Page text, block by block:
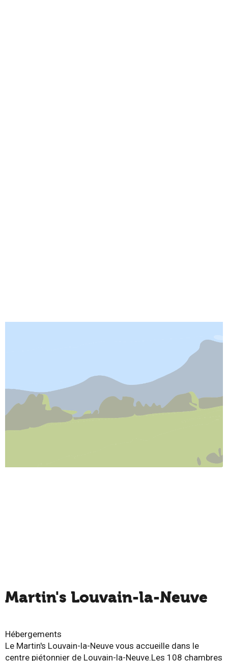
Martin's Louvain-la-Neuve
Hébergements
Le Martin's Louvain-la-Neuve vous accueille dans le
centre piétonnier de Louvain-la-Neuve.Les 108 chambres